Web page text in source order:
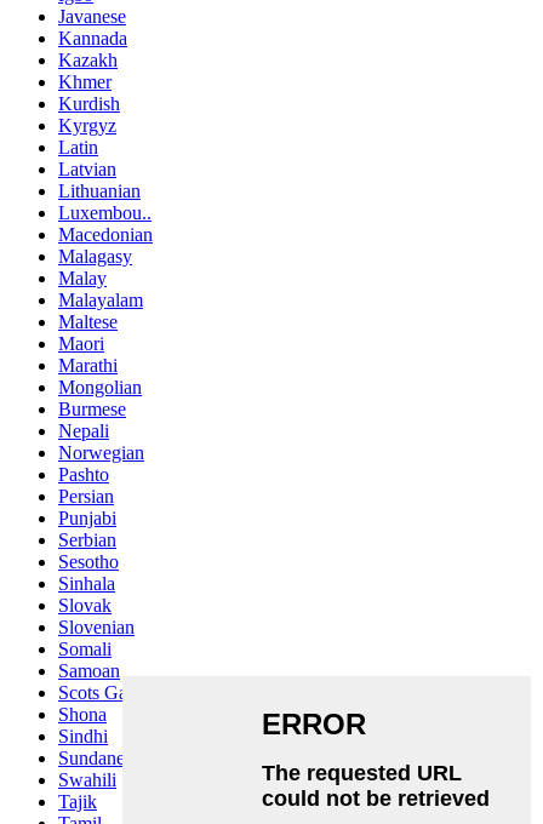
Javanese
Kannada
Kazakh
Khmer
Kurdish
Kyrgyz
Latin
Latvian
Lithuanian
Luxembou..
Macedonian
Malagasy
Malay
Malayalam
Maltese
Maori
Marathi
Mongolian
Burmese
Nepali
Norwegian
Pashto
Persian
Punjabi
Serbian
Sesotho
Sinhala
Slovak
Slovenian
Somali
Samoan
Scots Gaelic
Shona
Sindhi
Sundanese
Swahili
Tajik